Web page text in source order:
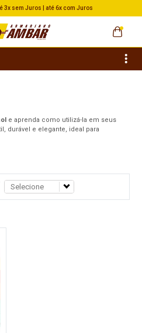
3% de Desconto no Pix nas Compras
e aprenda como utilizá-la em seus
durável e elegante, ideal para